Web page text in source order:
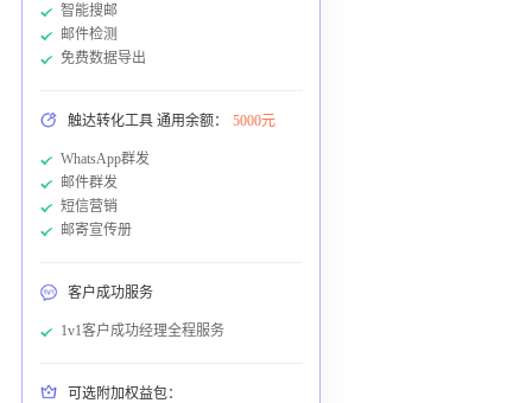
智能搜邮
邮件检测
免费数据导出
触达转化工具 通用余额： 5000元
WhatsApp群发
邮件群发
短信营销
邮寄宣传册
客户成功服务
1v1客户成功经理全程服务
可选附加权益包：